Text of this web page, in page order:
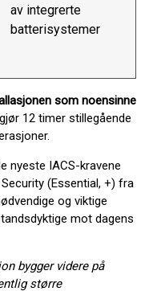
av integrerte
batterisystemer
som noensinne
12 timer stillegående
nyeste IACS-kravene
(Essential, +) fra
og viktige
mot dagens
bygger videre på
større